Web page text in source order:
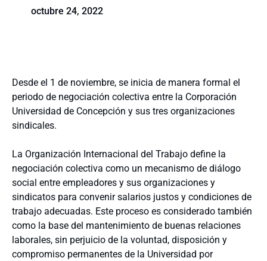
octubre 24, 2022
Desde el 1 de noviembre, se inicia de manera formal el
periodo de negociación colectiva entre la Corporación
Universidad de Concepción y sus tres organizaciones
sindicales.
La Organización Internacional del Trabajo define la
negociación colectiva como un mecanismo de diálogo
social entre empleadores y sus organizaciones y
sindicatos para convenir salarios justos y condiciones de
trabajo adecuadas. Este proceso es considerado también
como la base del mantenimiento de buenas relaciones
laborales, sin perjuicio de la voluntad, disposición y
compromiso permanentes de la Universidad por